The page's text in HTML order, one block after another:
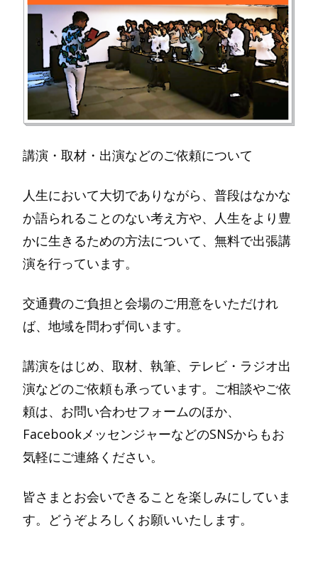
講演・取材・出演などのご依頼について
人生において大切でありながら、普段はなかな
か語られることのない考え方や、人生をより豊
かに生きるための方法について、無料で出張講
演を行っています。
交通費のご負担と会場のご用意をいただけれ
ば、地域を問わず伺います。
講演をはじめ、取材、執筆、テレビ・ラジオ出
演などのご依頼も承っています。ご相談やご依
頼は、お問い合わせフォームのほか、
FacebookメッセンジャーなどのSNSからもお
気軽にご連絡ください。
皆さまとお会いできることを楽しみにしていま
す。どうぞよろしくお願いいたします。